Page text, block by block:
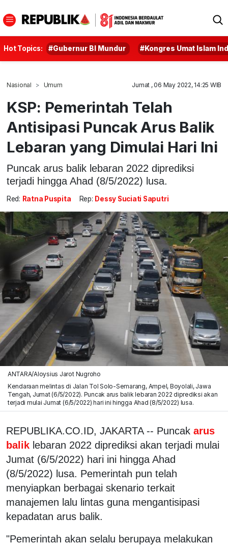
Hot Topics: #Gubernur BI Mundur #Kongres Umat Islam
Nasional Umum Jumat , 06 May 2022, 14:25 WIB
KSP: Pemerintah Telah
Antisipasi Puncak Arus Balik
Lebaran yang Dimulai Hari Ini
Puncak arus balik lebaran 2022 diprediksi
terjadi hingga Ahad (8/5/2022) lusa.
Red: Ratna Puspita Rep: Dessy Suciati Saputri
ANTARA/Aloysius Jarot Nugroho
Kendaraan melintas di Jalan Tol Solo-Semarang, Ampel, Boyolali, Jawa
Tengah, Jumat (6/5/2022). Puncak arus balik lebaran 2022 diprediksi akan
terjadi mulai Jumat (6/5/2022) hari ini hingga Ahad (8/5/2022) lusa.
REPUBLIKA.CO.ID, JAKARTA -- Puncak arus
balik lebaran 2022 diprediksi akan terjadi mulai
Jumat (6/5/2022) hari ini hingga Ahad
(8/5/2022) lusa. Pemerintah pun telah
menyiapkan berbagai skenario terkait
manajemen lalu lintas guna mengantisipasi
kepadatan arus balik.
"Pemerintah akan selalu berupaya melakukan